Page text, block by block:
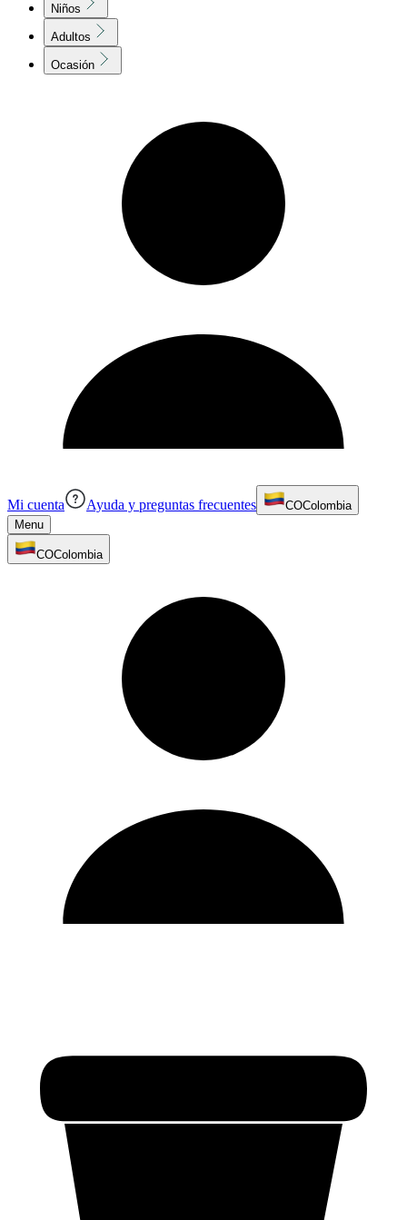
Niños
Adultos
Ocasión
Mi cuenta Ayuda y preguntas frecuentes COColombia
Menu
COColombia